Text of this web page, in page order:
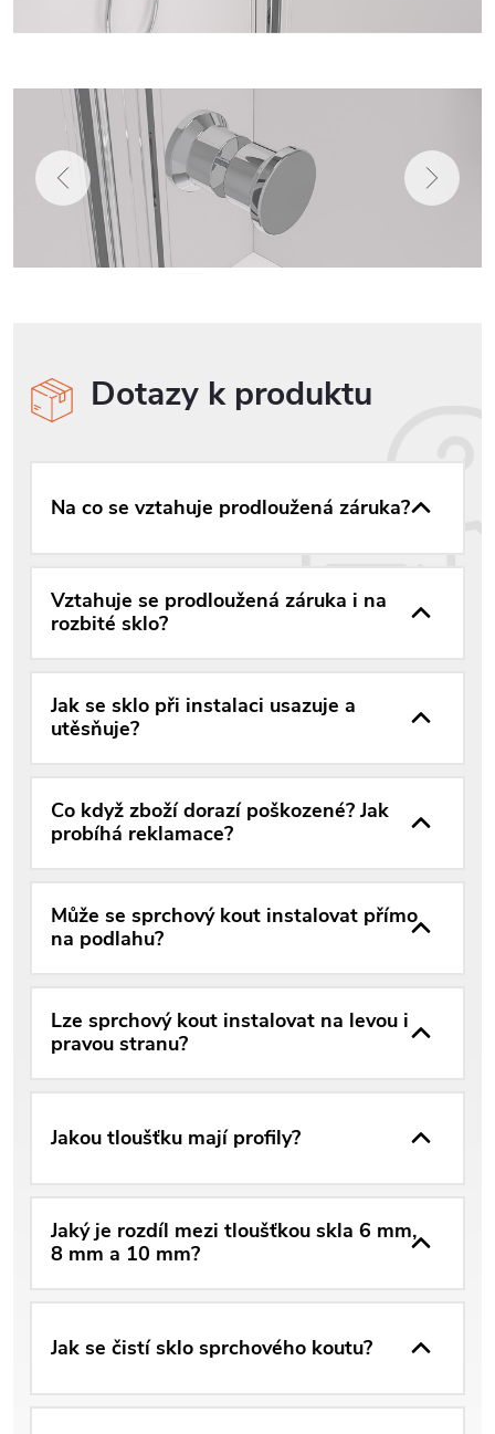
Dotazy k produktu
Na co se vztahuje prodloužená záruka?
Vztahuje se prodloužená záruka i na
rozbité sklo?
Jak se sklo při instalaci usazuje a
utěsňuje?
Co když zboží dorazí poškozené? Jak
probíhá reklamace?
Může se sprchový kout instalovat přímo
na podlahu?
Lze sprchový kout instalovat na levou i
pravou stranu?
Jakou tloušťku mají profily?
Jaký je rozdíl mezi tloušťkou skla 6 mm,
8 mm a 10 mm?
Jak se čistí sklo sprchového koutu?